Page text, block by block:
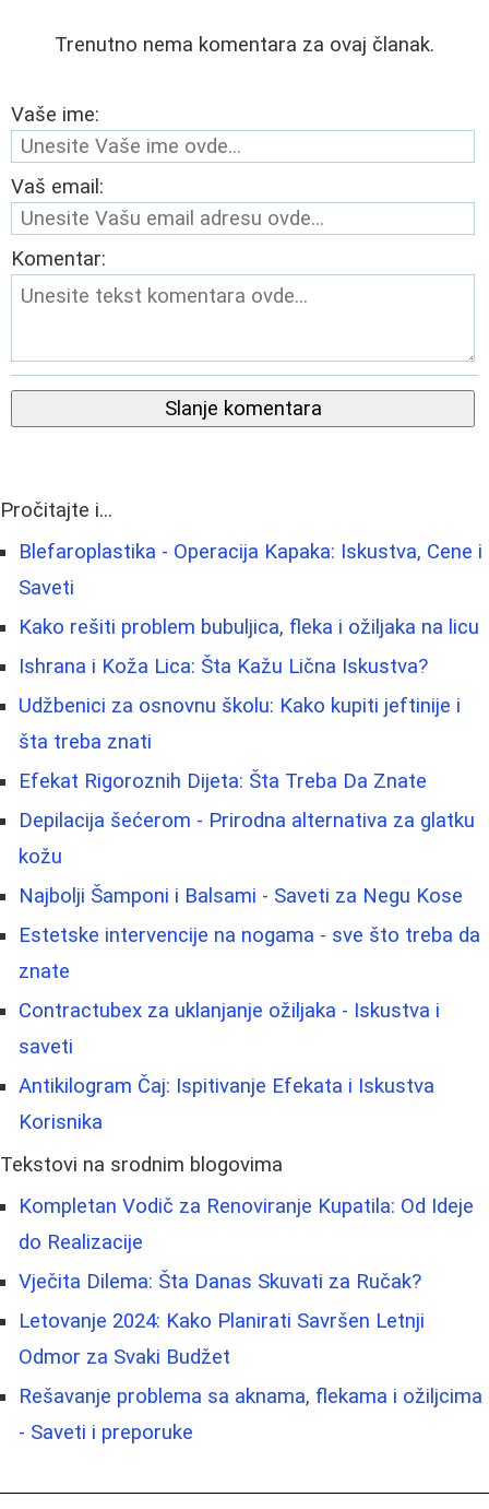
Trenutno nema komentara za ovaj članak.
Vaše ime:
Vaš email:
Komentar:
Slanje komentara
Pročitajte i...
Blefaroplastika - Operacija Kapaka: Iskustva, Cene i
Saveti
Kako rešiti problem bubuljica, fleka i ožiljaka na licu
Ishrana i Koža Lica: Šta Kažu Lična Iskustva?
Udžbenici za osnovnu školu: Kako kupiti jeftinije i
šta treba znati
Efekat Rigoroznih Dijeta: Šta Treba Da Znate
Depilacija šećerom - Prirodna alternativa za glatku
kožu
Najbolji Šamponi i Balsami - Saveti za Negu Kose
Estetske intervencije na nogama - sve što treba da
znate
Contractubex za uklanjanje ožiljaka - Iskustva i
saveti
Antikilogram Čaj: Ispitivanje Efekata i Iskustva
Korisnika
Tekstovi na srodnim blogovima
Kompletan Vodič za Renoviranje Kupatila: Od Ideje
do Realizacije
Vječita Dilema: Šta Danas Skuvati za Ručak?
Letovanje 2024: Kako Planirati Savršen Letnji
Odmor za Svaki Budžet
Rešavanje problema sa aknama, flekama i ožiljcima
- Saveti i preporuke